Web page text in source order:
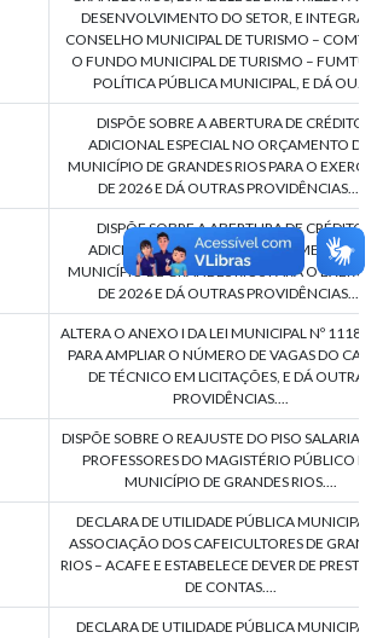
DESENVOLVIMENTO DO SETOR, E INTEGRA
CONSELHO MUNICIPAL DE TURISMO –
O FUNDO MUNICIPAL DE TURISMO –
POLÍTICA PÚBLICA MUNICIPAL, E DÁ OU...
DISPÕE SOBRE A ABERTURA DE CRÉDITO
ADICIONAL ESPECIAL NO ORÇAMENTO DO
MUNICÍPIO DE GRANDES RIOS PARA O
DE 2026 E DÁ OUTRAS PROVIDÊNCIAS....
DISPÕE SOBRE A ABERTURA DE CRÉDITO
ADICIONAL ESPECIAL NO ORÇAMENTO DO
MUNICÍPIO DE GRANDES RIOS PARA O
DE 2026 E DÁ OUTRAS PROVIDÊNCIAS....
ALTERA O ANEXO I DA LEI MUNICIPAL Nº 1118/
PARA AMPLIAR O NÚMERO DE VAGAS DO
DE TÉCNICO EM LICITAÇÕES, E DÁ OUTRAS
PROVIDÊNCIAS....
DISPÕE SOBRE O REAJUSTE DO PISO SALARIAL
PROFESSORES DO MAGISTÉRIO PÚBLICO
MUNICÍPIO DE GRANDES RIOS....
DECLARA DE UTILIDADE PÚBLICA MUNICIPAL
ASSOCIAÇÃO DOS CAFEICULTORES DE
RIOS – ACAFE E ESTABELECE DEVER DE
DE CONTAS....
DECLARA DE UTILIDADE PÚBLICA MUNICIPAL